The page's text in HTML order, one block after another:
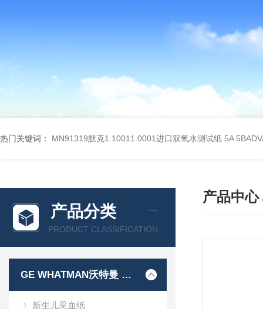
热门关键词： MN91319默克1.10011.0001进口双氧水测试纸 5A
产品分类
PRODUCT CLASSIFICATION
GE WHATMAN沃特曼 过滤产品代理
新生儿采血纸
产品中心